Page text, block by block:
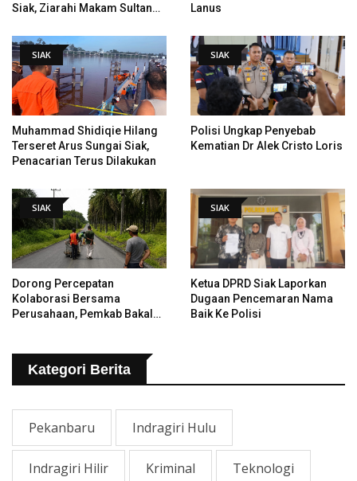
Siak, Ziarahi Makam Sultan
Lanus
SIAK
Muhammad Shidiqie Hilang
Terseret Arus Sungai Siak,
Penacarian Terus Dilakukan
SIAK
Polisi Ungkap Penyebab
Kematian Dr Alek Cristo Loris
SIAK
Dorong Percepatan
Kolaborasi Bersama
Perusahaan, Pemkab Bakal
SIAK
Ketua DPRD Siak Laporkan
Dugaan Pencemaran Nama
Baik Ke Polisi
Kategori Berita
Pekanbaru Indragiri Hulu
Indragiri Hilir Kriminal Teknologi